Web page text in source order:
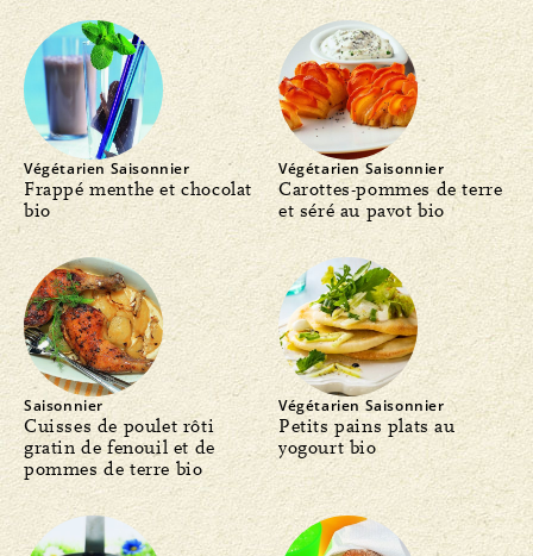
Végétarien Saisonnier
Frappé menthe et chocolat
bio
Végétarien Saisonnier
Carottes-pommes de terre
et séré au pavot bio
Saisonnier
Cuisses de poulet rôti
gratin de fenouil et de
pommes de terre bio
Végétarien Saisonnier
Petits pains plats au
yogourt bio